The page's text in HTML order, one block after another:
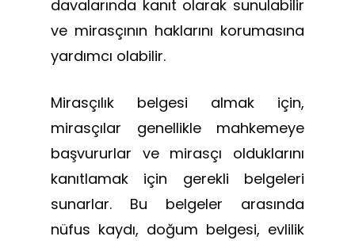
davalarında kanıt olarak sunulabilir
ve mirasçının haklarını korumasına
yardımcı olabilir.
Mirasçılık belgesi almak için,
mirasçılar genellikle mahkemeye
başvururlar ve mirasçı olduklarını
kanıtlamak için gerekli belgeleri
sunarlar. Bu belgeler arasında
nüfus kaydı, doğum belgesi, evlilik